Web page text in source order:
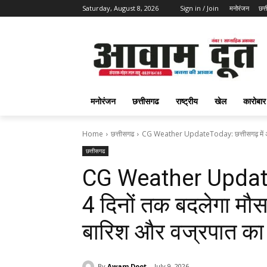
Saturday, August 8, 2026 Sign in / Join मनोरंजन
मनोरंजन छत्तीसगढ राष्ट्रीय खेल कारोबार
Home छत्तीसगढ CG Weather UpdateToday: छत्तीसगढ़ में
छत्तीसगढ
CG Weather
4 दिनों तक बदलेगा
बारिश और वज्रपात